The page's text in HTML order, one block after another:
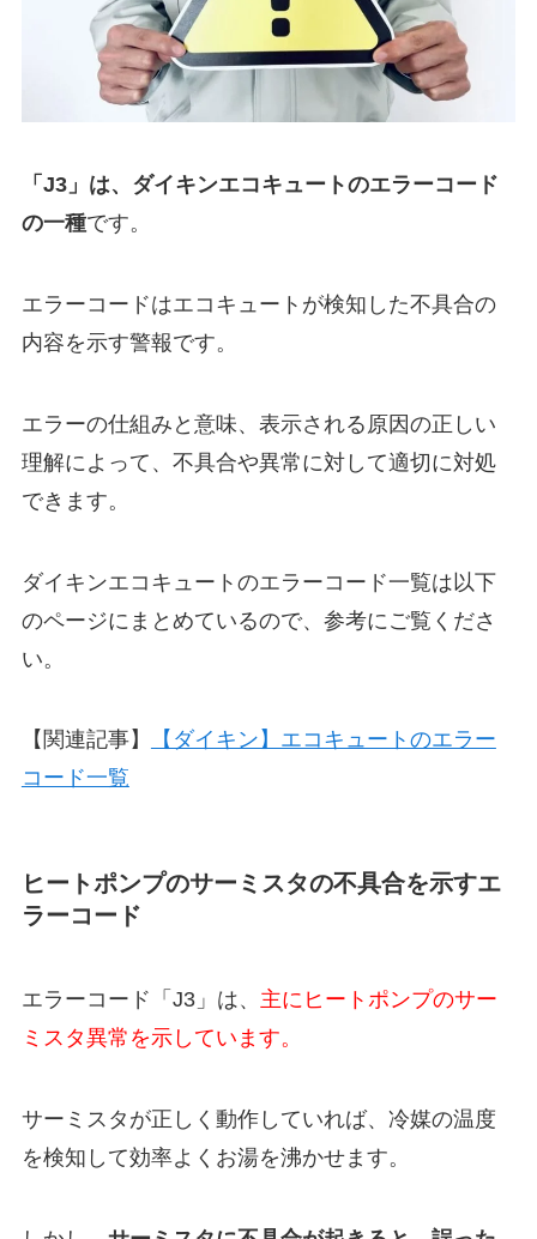
「J3」は、ダイキンエコキュートのエラーコード
の一種です。
エラーコードはエコキュートが検知した不具合の
内容を示す警報です。
エラーの仕組みと意味、表示される原因の正しい
理解によって、不具合や異常に対して適切に対処
できます。
ダイキンエコキュートのエラーコード一覧は以下
のページにまとめているので、参考にご覧くださ
い。
【関連記事】
【ダイキン】エコキュートのエラー
コード一覧
ヒートポンプのサーミスタの不具合を示すエ
ラーコード
エラーコード「J3」は、 主にヒートポンプのサー
ミスタ異常を示しています。
サーミスタが正しく動作していれば、冷媒の温度
を検知して効率よくお湯を沸かせます。